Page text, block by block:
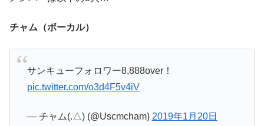
チャム（ボーカル）
サンキューフォロワー8,888over！
pic.twitter.com/o3d4F5v4iV
— チャム(.△) (@Uscmcham) 2019年1月20日